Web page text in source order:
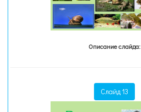
Описание слайда:
Слайд 13